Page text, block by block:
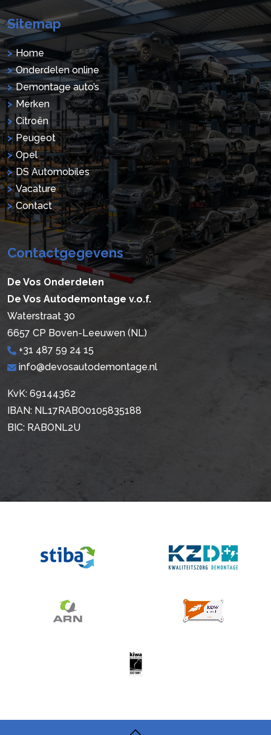
Sitemap
Home
Onderdelen online
Demontage auto’s
Merken
Citroën
Peugeot
Opel
DS Automobiles
Vacature
Contact
Contactgegevens
De Vos Onderdelen
De Vos Autodemontage v.o.f.
Waterstraat 30
6657 CP Boven-Leeuwen (NL)
+31 487 59 24 15
info@devosautodemontage.nl
KvK: 69144362
IBAN: NL17RABO0105835188
BIC: RABONL2U